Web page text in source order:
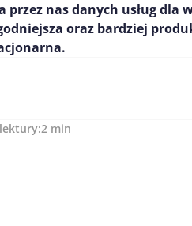
nas danych usług dla
oraz bardziej
2 min